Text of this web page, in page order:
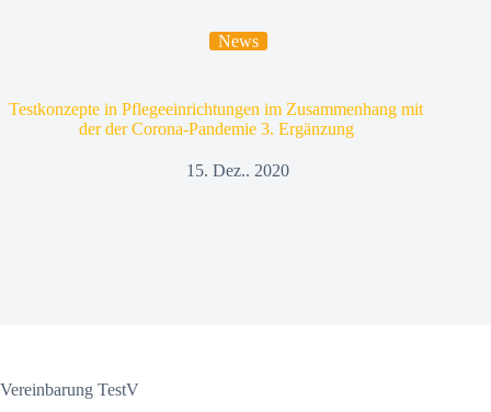
News
Testkonzepte in Pflegeeinrichtungen im Zusammenhang mit
der der Corona-Pandemie 3. Ergänzung
15. Dez.. 2020
Vereinbarung TestV